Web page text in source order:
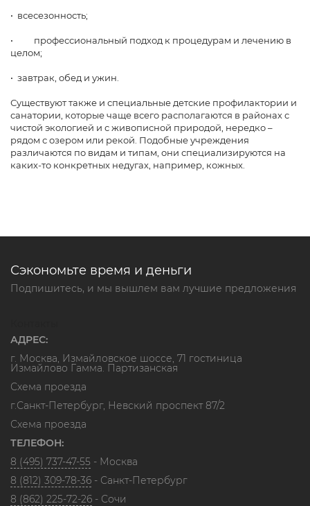
• всесезонность;
• профессиональный подход к процедурам и лечению в
целом;
• завтрак, обед и ужин.
Существуют также и специальные детские профилактории и
санатории, которые чаще всего располагаются в районах с
чистой экологией и с живописной природой, нередко –
рядом с озером или рекой. Подобные учреждения
различаются по видам и типам, они специализируются на
каких-то конкретных недугах, например, кожных.
Сэкономьте время и деньги
Подпишитесь, и мы вышлем вам лучшие предложения
АДРЕС:
г. Москва, Измайловское шоссе, 71 гостиница
Измайлово Гамма. Партизанская
Схема проезда
г.Санкт-Петербург, Невский проспект 87/2
Схема проезда
ТЕЛЕФОН:
8 (495) 737-47-55 - Москва
8 (812) 309-78-36 - Санкт-Петербург
8 (862) 225-72-26 - Сочи